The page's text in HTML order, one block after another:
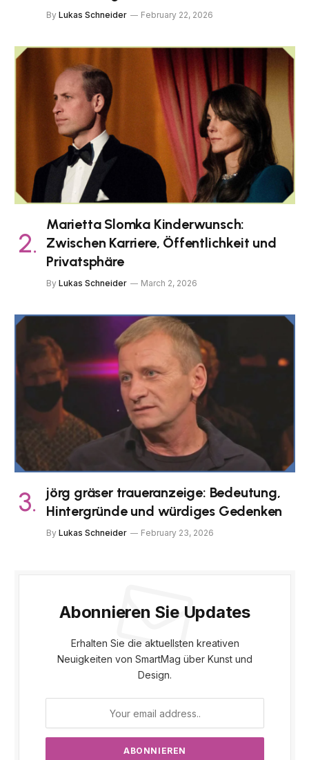
By Lukas Schneider February 22, 2026
Marietta Slomka Kinderwunsch:
Zwischen Karriere, Öffentlichkeit und
Privatsphäre
By Lukas Schneider March 2, 2026
jörg gräser traueranzeige: Bedeutung,
Hintergründe und würdiges Gedenken
By Lukas Schneider February 23, 2026
Abonnieren Sie Updates
Erhalten Sie die aktuellsten kreativen
Neuigkeiten von SmartMag über Kunst und
Design.